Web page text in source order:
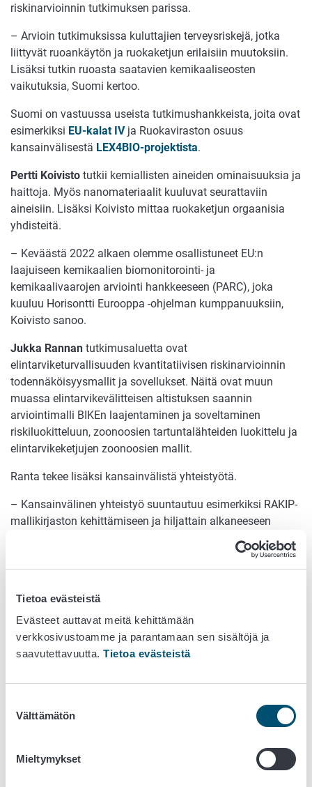
Tietoa evästeistä
Evästeet auttavat meitä kehittämään
verkkosivustoamme ja parantamaan sen sisältöjä ja
saavutettavuutta. Tietoa evästeistä
valinta
Välttämätön
Mieltymykset
riskinarvioinnin tutkimuksen parissa.
– Arvioin tutkimuksissa kuluttajien terveysriskejä, jotka
liittyvät ruoankäytön ja ruokaketjun erilaisiin muutoksiin.
Lisäksi tutkin ruoasta saatavien kemikaaliseosten
vaikutuksia, Suomi kertoo.
Suomi on vastuussa useista tutkimushankkeista, joita ovat
esimerkiksi EU-kalat IVja Ruokaviraston osuus
kansainvälisestä LEX4BIO-projektista.
Pertti Koivisto tutkii kemiallisten aineiden ominaisuuksia ja
haittoja. Myös nanomateriaalit kuuluvat seurattaviin
aineisiin. Lisäksi Koivisto mittaa ruokaketjun orgaanisia
yhdisteitä.
– Keväästä 2022 alkaen olemme osallistuneet EU:n
laajuiseen kemikaalien biomonitorointi- ja
kemikaalivaarojen arviointi hankkeeseen (PARC), joka
kuuluu Horisontti Eurooppa -ohjelman kumppanuuksiin,
Koivisto sanoo.
Jukka Rannan tutkimusaluetta ovat
elintarviketurvallisuuden kvantitatiivisen riskinarvioinnin
todennäköisyysmallit ja sovellukset. Näitä ovat muun
muassa elintarvikevälitteisen altistuksen saannin
arviointimalli BIKEn laajentaminen ja soveltaminen
riskiluokitteluun, zoonoosien tartuntalähteiden luokittelu ja
elintarvikeketjujen zoonoosien mallit.
Ranta tekee lisäksi kansainvälistä yhteistyötä.
– Kansainvälinen yhteistyö suuntautuu esimerkiksi RAKIP-
mallikirjaston kehittämiseen ja hiljattain alkaneeseen
jäsenyyteen EFSA Journalin toimitusneuvostossa, Ranta
alkuperäväärennöksiä sekä isotooppimenetelmien
kehittämistä.
Tällä hetkellä Lahtinen-Kaislaniemi johtaa nelivuotista
SIKRUT-projektia, jossa kehitetään
tuotettuja elintarvikkeita.
päättyy vuoden loppuun mennessä.